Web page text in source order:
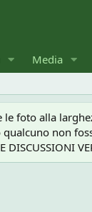
Media
foto alla
non
DISCUSSIONI